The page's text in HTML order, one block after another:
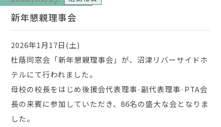
新年懇親理事会
2026年1月17日(土)
杜蔭同窓会「新年懇親理事会」が、沼津リバーサイドホ
テルにて行われました。
母校の校長をはじめ後援会代表理事·副代表理事·PTA会
長の来賓に参加していただき、86名の盛大な会となりま
した。